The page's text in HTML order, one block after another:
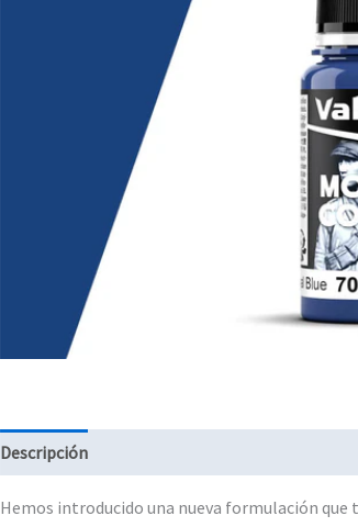
Descripción
Hemos introducido una nueva formulación que